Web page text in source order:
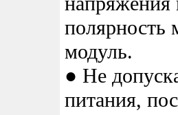
полярность
модуль.
● Не
питания,